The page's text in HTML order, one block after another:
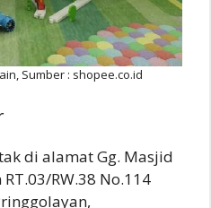
Sumber : shopee.co.id
di alamat Gg. Masjid
RW.38 No.114